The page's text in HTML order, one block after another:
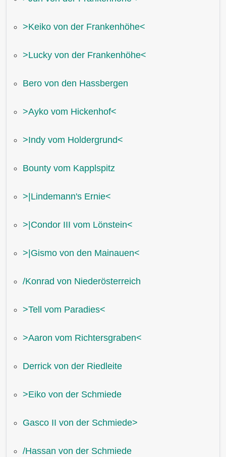
˃Keiko von der Frankenhöhe˂
˃Lucky von der Frankenhöhe˂
Bero von den Hassbergen
˃Ayko vom Hickenhof˂
˃Indy vom Holdergrund˂
Bounty vom Kapplspitz
˃|Lindemann's Ernie˂
˃|Condor III vom Lönstein˂
˃|Gismo von den Mainauen˂
/Konrad von Niederösterreich
˃Tell vom Paradies˂
˃Aaron vom Richtersgraben˂
Derrick von der Riedleite
˃Eiko von der Schmiede
Gasco II von der Schmiede˃
/Hassan von der Schmiede